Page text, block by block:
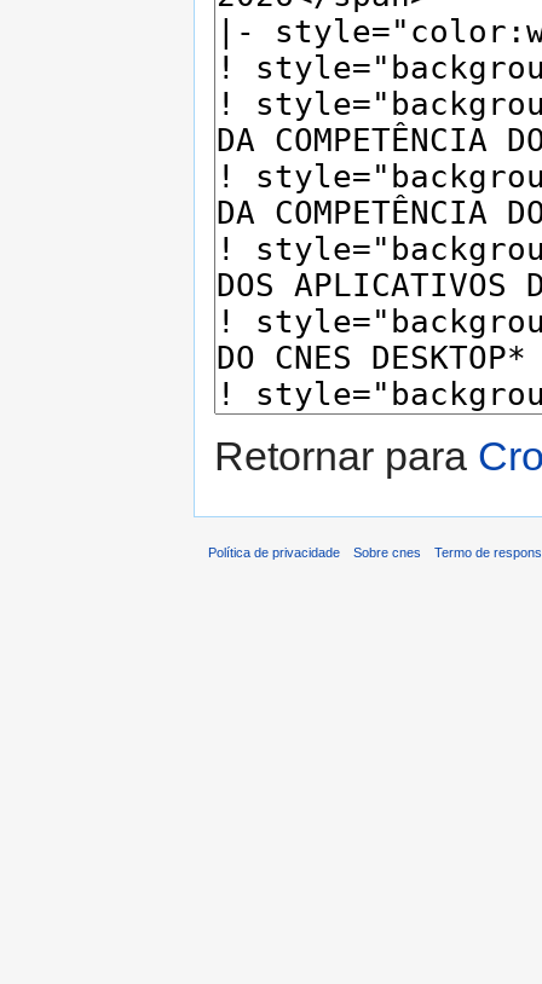
Retornar para
Política de privacidade Sobre cnes Termo de